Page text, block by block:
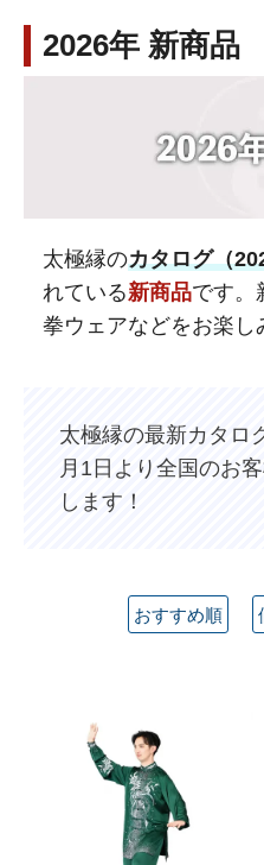
2026年 新商品
太極縁のカタログ（
れている新商品です。
拳ウェアなどをお楽し
太極縁の最新カタロ
月1日より全国のお
します！
おすすめ順